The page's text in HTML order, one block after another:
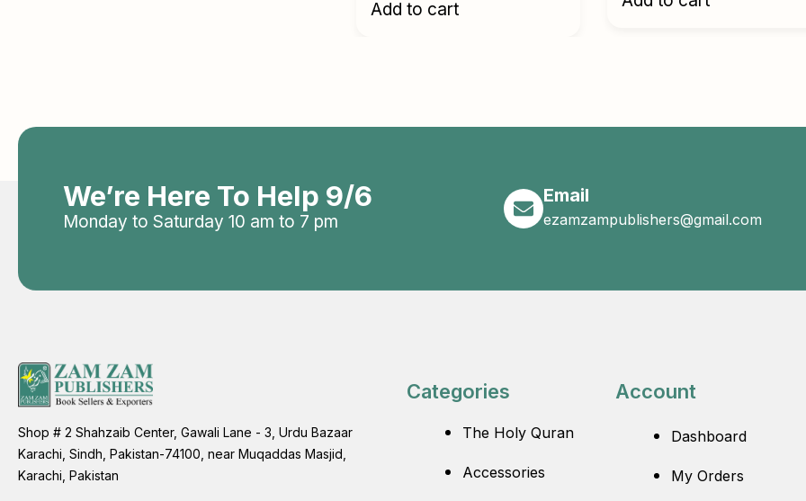
Add to cart
We’re Here To Help 9/6
Monday to Saturday 10 am to 7 pm
Email
ezamzampublishers@gmail.com
Shop # 2 Shahzaib Center, Gawali Lane - 3, Urdu Bazaar
Karachi, Sindh, Pakistan-74100, near Muqaddas Masjid,
Karachi, Pakistan
Categories
The Holy Quran
Accessories
Account
Dashboard
My Orders